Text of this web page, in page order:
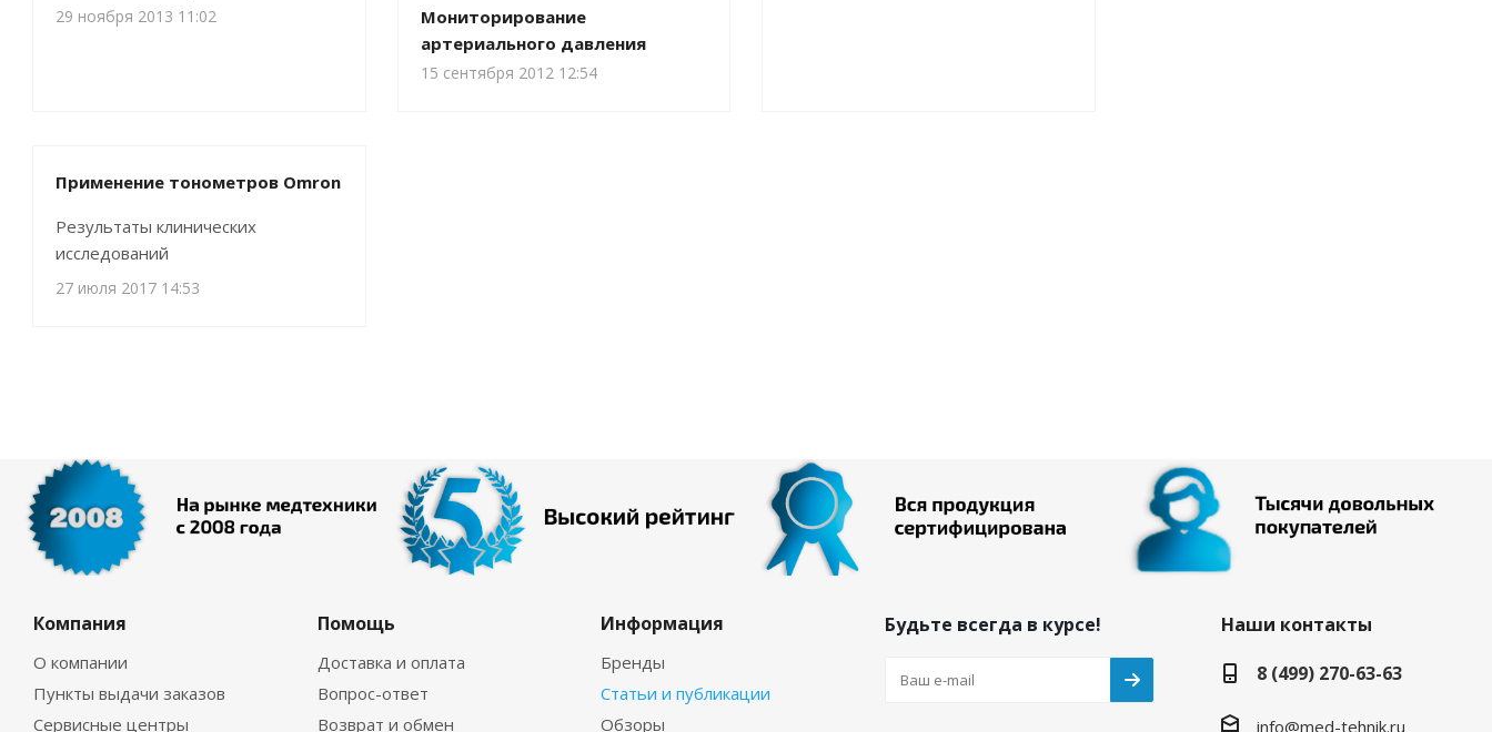
29 ноября 2013 11:02
Мониторирование
артериального давления
15 сентября 2012 12:54
Применение тонометров Omron
Результаты клинических
исследований
27 июля 2017 14:53
Компания
О компании
Пункты выдачи заказов
Сервисные центры
Помощь
Доставка и оплата
Вопрос-ответ
Возврат и обмен
Информация
Бренды
Статьи и публикации
Обзоры
Будьте всегда в курсе!
Наши контакты
8 (499) 270-63-63
info@med-tehnik.ru